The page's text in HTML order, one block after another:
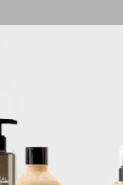
al cabello la
mejora la
Cristales